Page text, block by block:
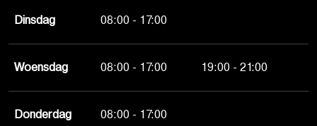
Dinsdag 08:00 - 17:00
Woensdag 08:00 - 17:00 19:00 - 21:00
Donderdag 08:00 - 17:00